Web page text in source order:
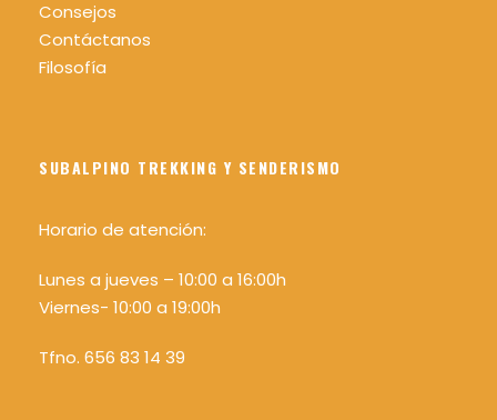
Consejos
Contáctanos
Filosofía
SUBALPINO TREKKING Y SENDERISMO
Horario de atención:
Lunes a jueves – 10:00 a 16:00h
Viernes- 10:00 a 19:00h
Tfno. 656 83 14 39